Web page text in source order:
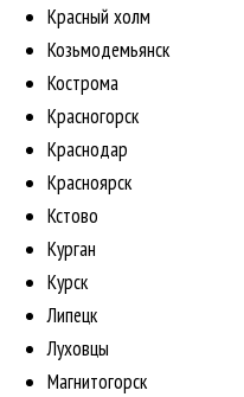
Красный холм
Козьмодемьянск
Кострома
Красногорск
Краснодар
Красноярск
Кстово
Курган
Курск
Липецк
Луховцы
Магнитогорск